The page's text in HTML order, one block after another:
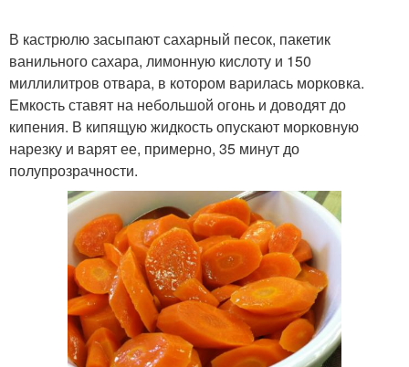
В кастрюлю засыпают сахарный песок, пакетик
ванильного сахара, лимонную кислоту и 150
миллилитров отвара, в котором варилась морковка.
Емкость ставят на небольшой огонь и доводят до
кипения. В кипящую жидкость опускают морковную
нарезку и варят ее, примерно, 35 минут до
полупрозрачности.